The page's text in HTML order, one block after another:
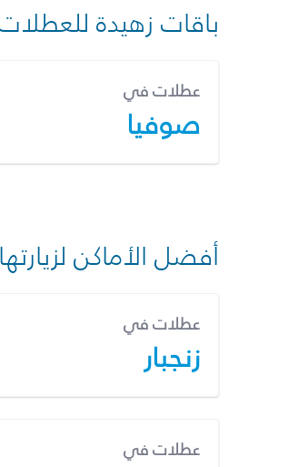
باقات زهيدة
عطلات في
صوفيا
أفضل الأماكن
عطلات في
زنجبار
عطلات في